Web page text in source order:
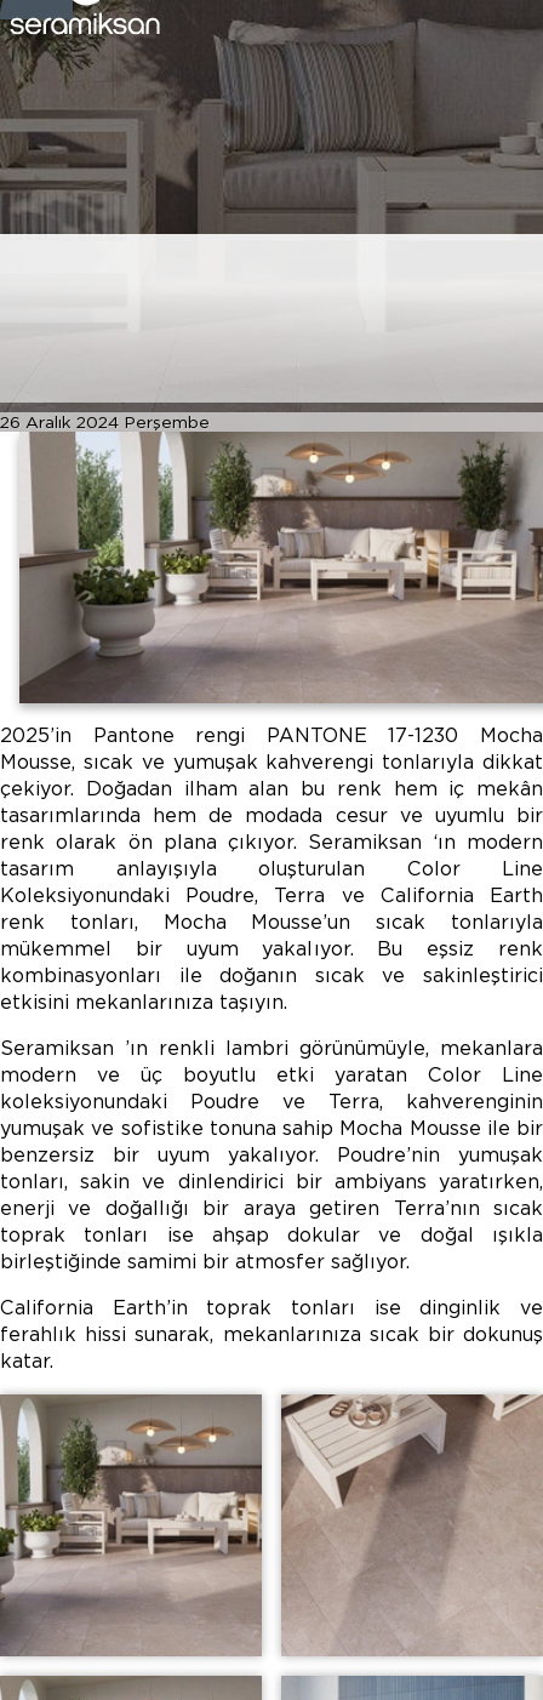
26 Aralık 2024 Perşembe
2025’in Pantone rengi PANTONE 17-1230 Mocha
Mousse, sıcak ve yumuşak kahverengi tonlarıyla dikkat
çekiyor. Doğadan ilham alan bu renk hem iç mekân
tasarımlarında hem de modada cesur ve uyumlu bir
renk olarak ön plana çıkıyor. Seramiksan ‘ın modern
tasarım anlayışıyla oluşturulan Color Line
Koleksiyonundaki Poudre, Terra ve California Earth
renk tonları, Mocha Mousse’un sıcak tonlarıyla
mükemmel bir uyum yakalıyor. Bu eşsiz renk
kombinasyonları ile doğanın sıcak ve sakinleştirici
etkisini mekanlarınıza taşıyın.
Seramiksan ’ın renkli lambri görünümüyle, mekanlara
modern ve üç boyutlu etki yaratan Color Line
koleksiyonundaki Poudre ve Terra, kahverenginin
yumuşak ve sofistike tonuna sahip Mocha Mousse ile bir
benzersiz bir uyum yakalıyor. Poudre’nin yumuşak
tonları, sakin ve dinlendirici bir ambiyans yaratırken,
enerji ve doğallığı bir araya getiren Terra’nın sıcak
toprak tonları ise ahşap dokular ve doğal ışıkla
birleştiğinde samimi bir atmosfer sağlıyor.
California Earth’in toprak tonları ise dinginlik ve
ferahlık hissi sunarak, mekanlarınıza sıcak bir dokunuş
katar.